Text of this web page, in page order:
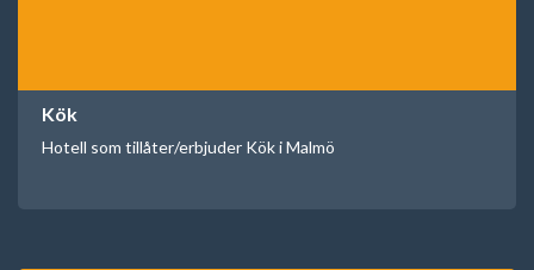
Kök
Hotell som tillåter/erbjuder Kök i Malmö